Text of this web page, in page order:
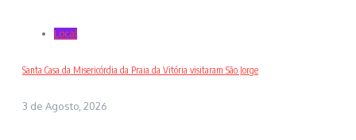
Local
Santa Casa da Misericórdia da Praia da Vitória visitaram São Jorge
3 de Agosto, 2026